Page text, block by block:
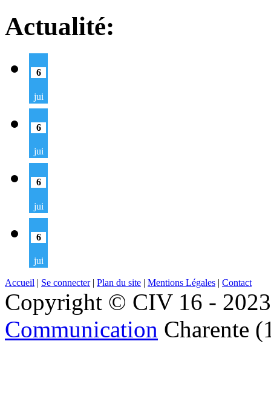
Actualité:
6
jui
6
jui
6
jui
6
jui
Accueil | Se connecter| Plan du site | Mentions Légales | Contact
Copyright © CIV 16 -
Communication Charente